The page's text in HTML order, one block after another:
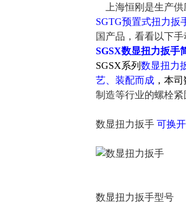
上海恒刚是生产供
SGTG预置式扭力扳
国产品，看看以下
SGSX数显扭力扳手
SGSX系列 数显扭力
艺、装配而成 ，本
制造等行业的螺栓
数显扭力扳手 可换
数显扭力扳手型号